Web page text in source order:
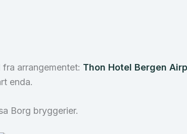
arrangementet: Thon Hotel Bergen
enda.
Borg bryggerier.